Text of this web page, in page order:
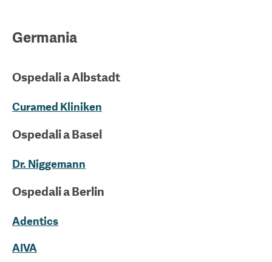
Germania
Ospedali aAlbstadt
Curamed Kliniken
Ospedali aBasel
Dr. Niggemann
Ospedali aBerlin
Adentics
AIVA